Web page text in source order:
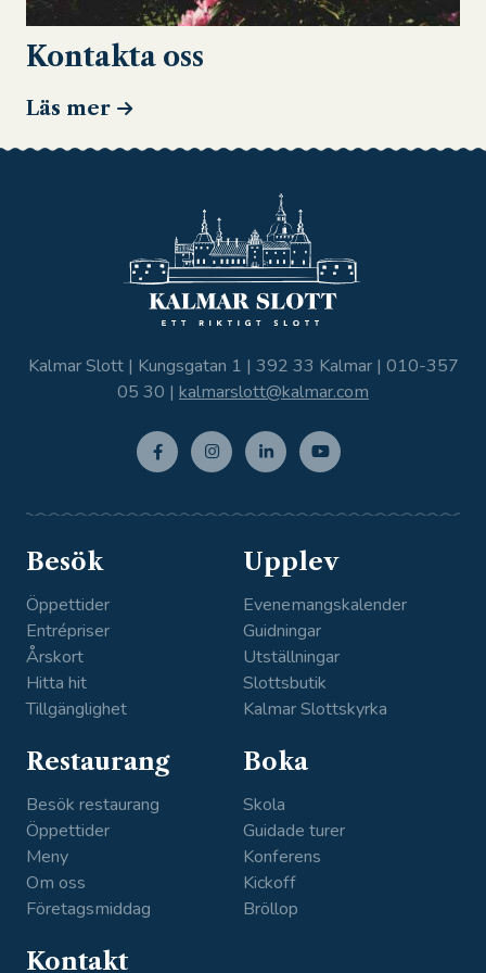
Kontakta oss
Läs mer
Kalmar Slott | Kungsgatan 1 | 392 33 Kalmar | 010-357
05 30 | kalmarslott@kalmar.com
Besök
Öppettider
Entrépriser
Årskort
Hitta hit
Tillgänglighet
Upplev
Evenemangskalender
Guidningar
Utställningar
Slottsbutik
Kalmar Slottskyrka
Restaurang
Besök restaurang
Öppettider
Meny
Om oss
Företagsmiddag
Boka
Skola
Guidade turer
Konferens
Kickoff
Bröllop
Kontakt